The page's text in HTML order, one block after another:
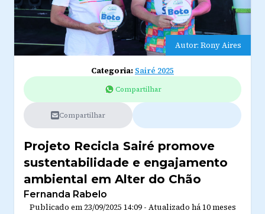
Autor: Rony Aires
Categoria: Sairé 2025
Compartilhar
Compartilhar
Projeto Recicla Sairé promove
sustentabilidade e engajamento
ambiental em Alter do Chão
Fernanda Rabelo
Publicado em 23/09/2025 14:09- Atualizado há 10 meses